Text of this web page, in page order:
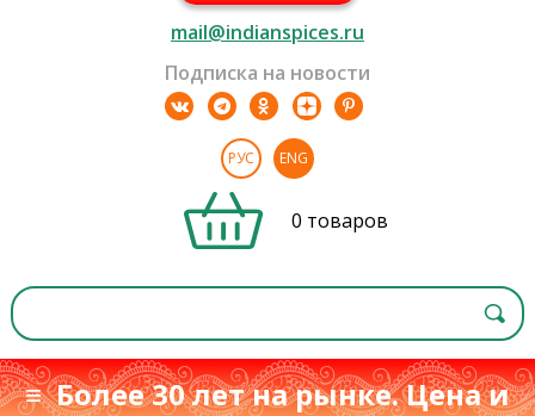
mail@indianspices.ru
Подписка на новости
РУС ENG
0 товаров
≡ Более 30 лет на рынке. Цена и